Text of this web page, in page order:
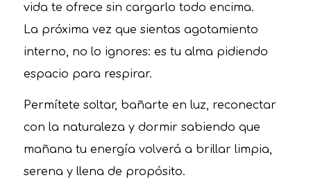
vida te ofrece sin cargarlo todo encima.
La próxima vez que sientas agotamiento
interno, no lo ignores: es tu alma pidiendo
espacio para respirar.
Permítete soltar, bañarte en luz, reconectar
con la naturaleza y dormir sabiendo que
mañana tu energía volverá a brillar limpia,
serena y llena de propósito.